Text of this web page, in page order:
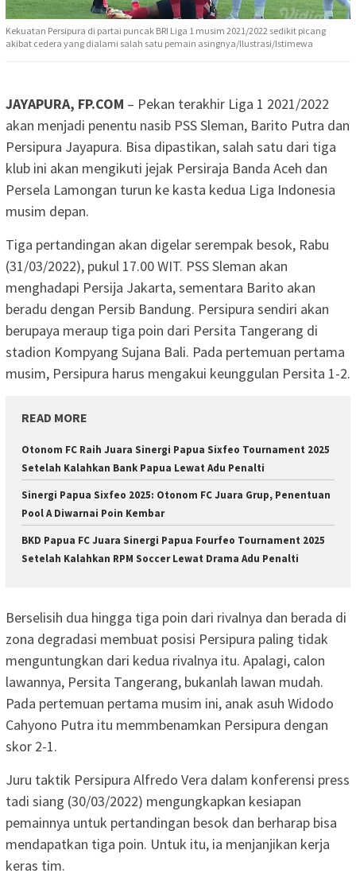
Kekuatan Persipura di partai puncak BRI Liga 1 musim 2021/2022 sedikit picang
akibat cedera yang dialami salah satu pemain asingnya/Ilustrasi/Istimewa
JAYAPURA, FP.COM – Pekan terakhir Liga 1 2021/2022
akan menjadi penentu nasib PSS Sleman, Barito Putra dan
Persipura Jayapura. Bisa dipastikan, salah satu dari tiga
klub ini akan mengikuti jejak Persiraja Banda Aceh dan
Persela Lamongan turun ke kasta kedua Liga Indonesia
musim depan.
Tiga pertandingan akan digelar serempak besok, Rabu
(31/03/2022), pukul 17.00 WIT. PSS Sleman akan
menghadapi Persija Jakarta, sementara Barito akan
beradu dengan Persib Bandung. Persipura sendiri akan
berupaya meraup tiga poin dari Persita Tangerang di
stadion Kompyang Sujana Bali. Pada pertemuan pertama
musim, Persipura harus mengakui keunggulan Persita 1-2.
READ MORE
Otonom FC Raih Juara Sinergi Papua Sixfeo Tournament 2025
Setelah Kalahkan Bank Papua Lewat Adu Penalti
Sinergi Papua Sixfeo 2025: Otonom FC Juara Grup, Penentuan
Pool A Diwarnai Poin Kembar
BKD Papua FC Juara Sinergi Papua Fourfeo Tournament 2025
Setelah Kalahkan RPM Soccer Lewat Drama Adu Penalti
Berselisih dua hingga tiga poin dari rivalnya dan berada di
zona degradasi membuat posisi Persipura paling tidak
menguntungkan dari kedua rivalnya itu. Apalagi, calon
lawannya, Persita Tangerang, bukanlah lawan mudah.
Pada pertemuan pertama musim ini, anak asuh Widodo
Cahyono Putra itu memmbenamkan Persipura dengan
skor 2-1.
Juru taktik Persipura Alfredo Vera dalam konferensi press
tadi siang (30/03/2022) mengungkapkan kesiapan
pemainnya untuk pertandingan besok dan berharap bisa
mendapatkan tiga poin. Untuk itu, ia menjanjikan kerja
keras tim.